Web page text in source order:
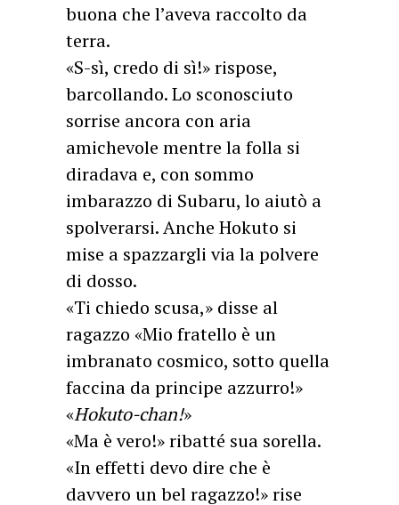
buona che l’aveva raccolto da
terra.
«S-sì, credo di sì!» rispose,
barcollando. Lo sconosciuto
sorrise ancora con aria
amichevole mentre la folla si
diradava e, con sommo
imbarazzo di Subaru, lo aiutò a
spolverarsi. Anche Hokuto si
mise a spazzargli via la polvere
di dosso.
«Ti chiedo scusa,» disse al
ragazzo «Mio fratello è un
imbranato cosmico, sotto quella
faccina da principe azzurro!»
«Hokuto-chan!»
«Ma è vero!» ribatté sua sorella.
«In effetti devo dire che è
davvero un bel ragazzo!» rise